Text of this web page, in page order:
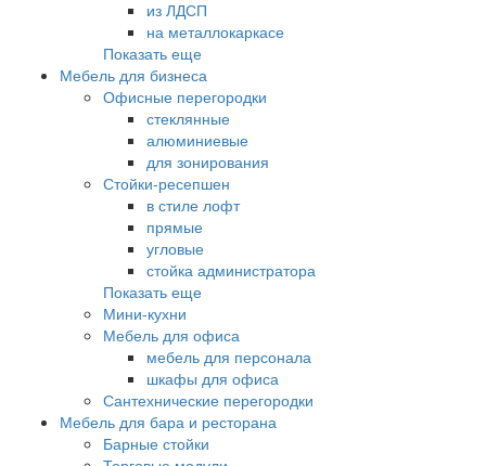
из ЛДСП
на металлокаркасе
Показать еще
Мебель для бизнеса
Офисные перегородки
стеклянные
алюминиевые
для зонирования
Стойки-ресепшен
в стиле лофт
прямые
угловые
стойка администратора
Показать еще
Мини-кухни
Мебель для офиса
мебель для персонала
шкафы для офиса
Сантехнические перегородки
Мебель для бара и ресторана
Барные стойки